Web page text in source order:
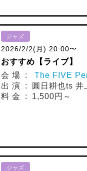
ジャズ
2026/2/2(月) 20:00〜
おすすめ【ライブ】
会 場 : The FIVE
出 演 : 圓日耕也ts 井
料 金 : 1,500円～
ジャズ